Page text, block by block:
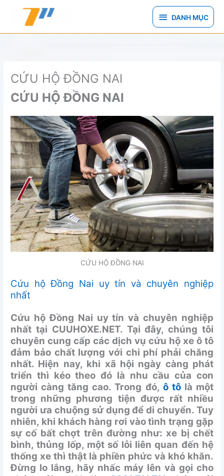
DANH
MỤC
DANH MỤC
CỨU HỘ ĐỒNG NAI
CỨU HỘ ĐỒNG NAI
CỨU HỘ ĐỒNG NAI
Cứu hộ Đồng Nai uy tín và chuyên nghiệp
nhất
Cứu hộ Đồng Nai uy tín và chuyên nghiệp
nhất tại CUUHOXE.NET. Tại đây, chúng tôi
chuyên cung cấp các dịch vụ cứu hộ xe ô tô
đảm bảo chất lượng với chi phí phải chăng
nhất. Hiện nay, khi xã hội ngày càng phát
triển thì kéo theo đó là nhu cầu của con
người càng tăng cao. Trong đó, ô tôlà một
trong những phương tiện được rất nhiều
người ưa chuộng sử dụng để di chuyển. Tuy
nhiên, khi khách hàng rơi vào tình trạng gặp
sự cố bất chợt trên đường như: xe bị chết
bình, thủng lốp, một số lỗi liên quan đến hệ
thống xe thì thật là phiền phức và khó khăn.
Đừng lo lắng, hãy nhấc máy lên và gọi cho